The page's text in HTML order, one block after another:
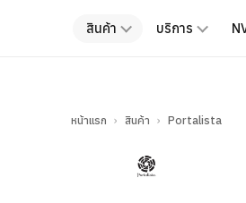
สินค้า บริการ
หน้าแรก › สินค้า › Portalista